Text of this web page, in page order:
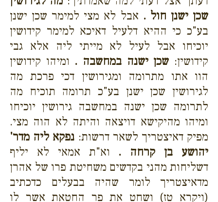
שכן ישנן חול . אבל לא מצי למימר שכן ישנן
בע"כ כי ההיא דלעיל דאיכא למימר קידושין
יוכיחו אבל לעיל לא מייתי ליה אלא גבי
קידושין: שכן ישנה במחשבה . ומיהו קידושין
הוו אתו מתרומה ומגירושין דכי פרכת מה
לגירושין שכן ישנן בע"כ תרומה תוכיח מה
לתרומה שכן ישנה במחשבה גירושין יוכיחו
ומיהו מהיקישא דויצאה והיתה לא הוה מצי.
מפיק דאיצטריך לשאר דרשות: נפקא ליה מדר'
יהושע בן קרחה . וא"ת אמאי לא יליף
דשליחות מהני בקדשים משחיטת פרו של אהרן
מדאיצטריך לומר שהיה בבעלים כדכתיב
(ויקרא טז) ושחט את פר החטאת אשר לו